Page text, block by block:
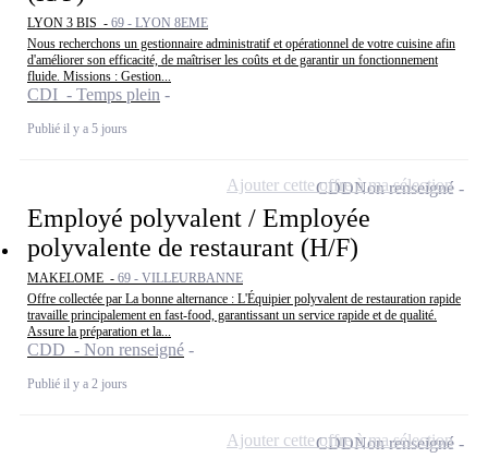
LYON 3 BIS - 69 - LYON 8EME
Nous recherchons un gestionnaire administratif et opérationnel de votre cuisine afin
d'améliorer son efficacité, de maîtriser les coûts et de garantir un fonctionnement
fluide. Missions : Gestion...
CDI - Temps plein
Publié il y a 5 jours
Employé polyvalent / Employée
polyvalente de restaurant (H/F)
MAKELOME - 69 - VILLEURBANNE
Offre collectée par La bonne alternance : L'Équipier polyvalent de restauration rapide
travaille principalement en fast-food, garantissant un service rapide et de qualité.
Assure la préparation et la...
CDD - Non renseigné
Publié il y a 2 jours
CDDNon renseigné
Ajouter cette offre à ma sélection
CDDNon renseigné
Ajouter cette offre à ma sélection